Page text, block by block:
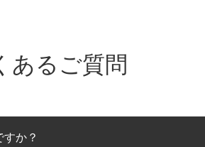
あるご質問
か？